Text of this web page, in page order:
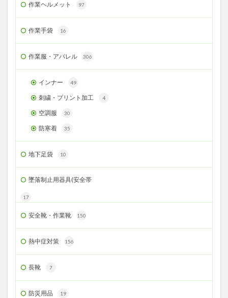
作業ヘルメット 97
作業手袋 16
作業服・アパレル 306
インナー 49
刺繍・プリント加工 4
空調服 30
防寒着 35
地下足袋 10
墜落制止用器具(安全帯
17
安全靴・作業靴 150
熱中症対策 156
長靴 7
防災用品 19